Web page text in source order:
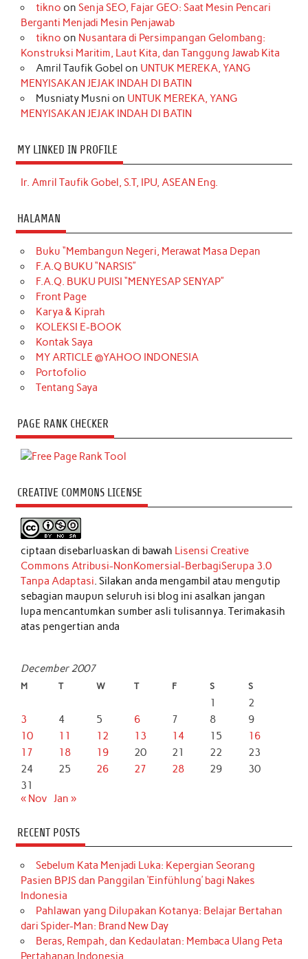
tikno on Senja SEO, Fajar GEO: Saat Mesin Pencari
Berganti Menjadi Mesin Penjawab
tikno on Nusantara di Persimpangan Gelombang:
Konstruksi Maritim, Laut Kita, dan Tanggung Jawab Kita
Amril Taufik Gobel on UNTUK MEREKA, YANG
MENYISAKAN JEJAK INDAH DI BATIN
Musniaty Musni on UNTUK MEREKA, YANG
MENYISAKAN JEJAK INDAH DI BATIN
MY LINKED IN PROFILE
Ir. Amril Taufik Gobel, S.T, IPU, ASEAN Eng.
HALAMAN
Buku “Membangun Negeri, Merawat Masa Depan
F.A.Q BUKU “NARSIS”
F.A.Q. BUKU PUISI “MENYESAP SENYAP”
Front Page
Karya & Kiprah
KOLEKSI E-BOOK
Kontak Saya
MY ARTICLE @YAHOO INDONESIA
Portofolio
Tentang Saya
PAGE RANK CHECKER
CREATIVE COMMONS LICENSE
ciptaan disebarluaskan di bawah Lisensi Creative
Commons Atribusi-NonKomersial-BerbagiSerupa 3.0
Tanpa Adaptasi. Silakan anda mengambil atau mengutip
sebagian maupun seluruh isi blog ini asalkan jangan
lupa mencantumkan sumber asli tulisannya. Terimakasih
atas pengertian anda
December 2007
M T W T F S S
1
2
3
4 5 6 7 8
9
10
11 12 13 14 15
16
17
18 19 20 21 22
23
24
25 26 27 28 29
30
31
« Nov
Jan »
RECENT POSTS
Sebelum Kata Menjadi Luka: Kepergian Seorang
Pasien BPJS dan Panggilan ‘Einfühlung’ bagi Nakes
Indonesia
Pahlawan yang Dilupakan Kotanya: Belajar Bertahan
dari Spider-Man: Brand New Day
Beras, Rempah, dan Kedaulatan: Membaca Ulang Peta
Pertahanan Indonesia